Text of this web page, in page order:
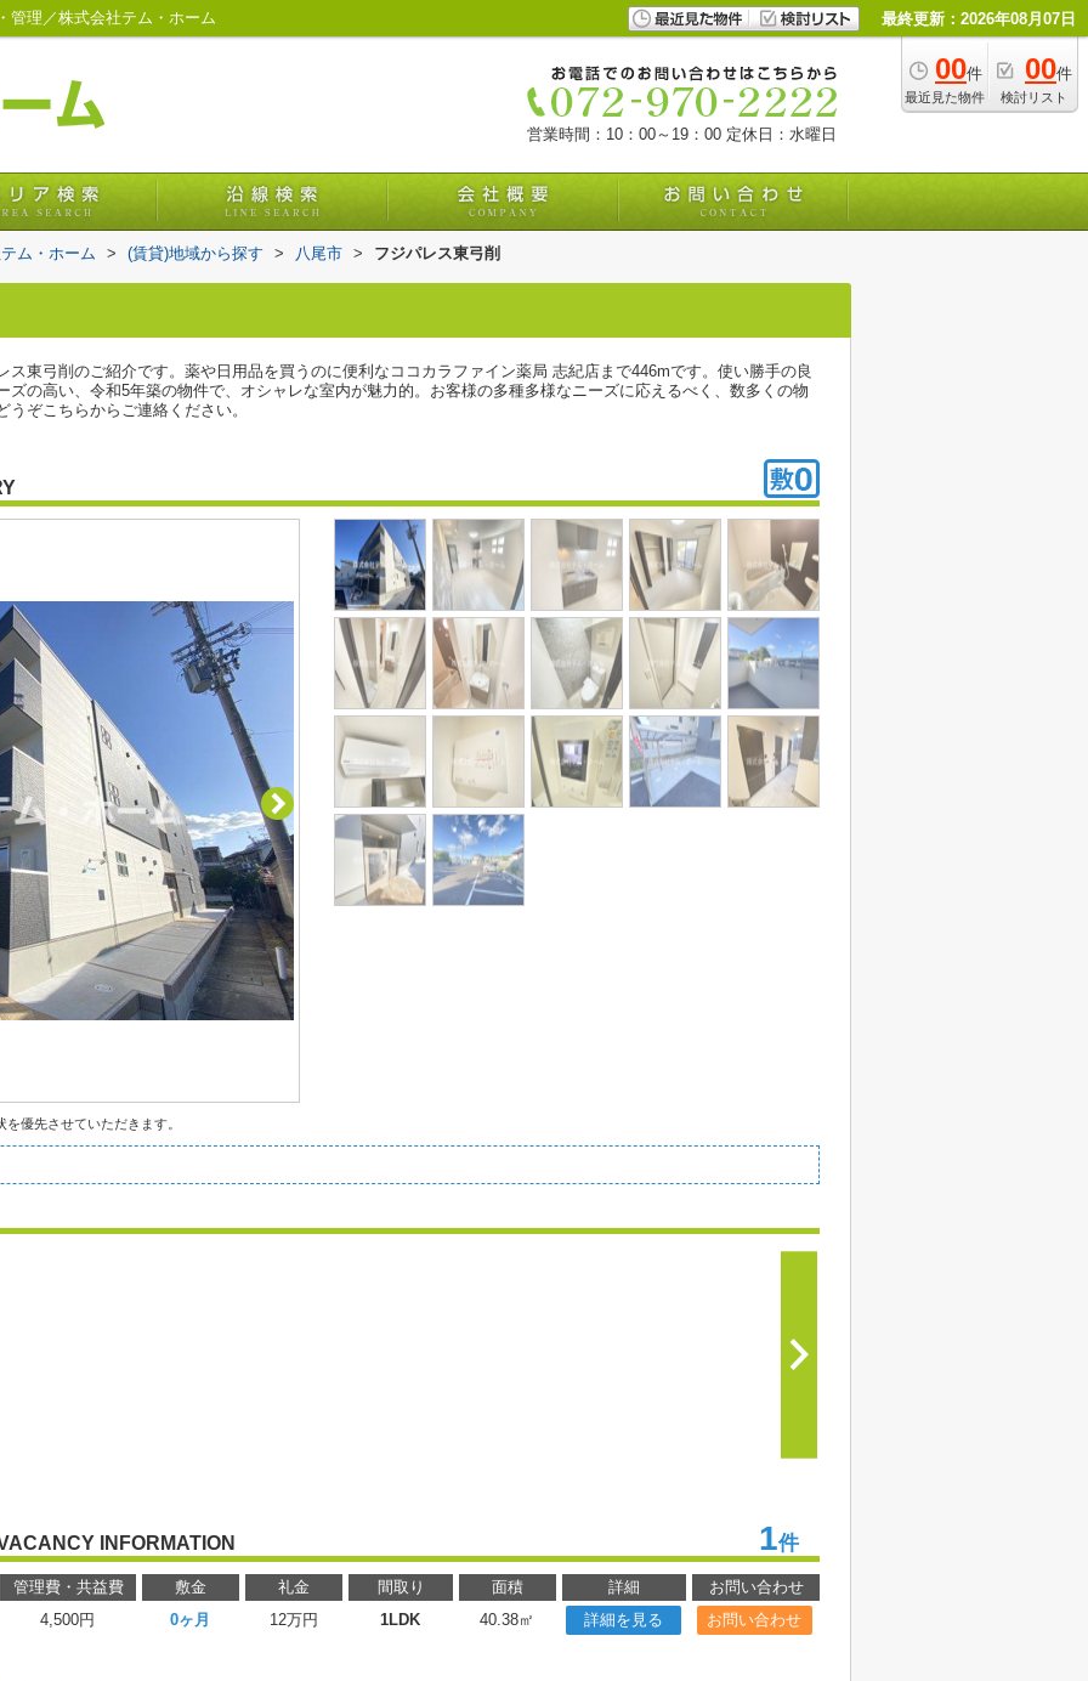
管理／株式会社テム・ホーム 最終更新：2026年08月07日
00件
最近見た物件
00件
検討リスト
営業時間：10：00～19：00 定休日：水曜日
ム・ホーム > (賃貸)地域から探す > 八尾市 > フジパレス東弓削
ス東弓削のご紹介です。薬や日用品を買うのに便利なココカラファイン薬局 志紀店まで446mです。使い勝手の良
ズの高い、令和5年築の物件で、オシャレな室内が魅力的。お客様の多種多様なニーズに応えるべく、数多くの物
ぞこちらからご連絡ください。
優先させていただきます。
INFORMATION 1件
管理費・共益費 敷金 礼金 間取り 面積 詳細
お問い合わせ
4,500円 0ヶ月 12万円 1LDK 40.38㎡ 詳細を見る お問い合わせ